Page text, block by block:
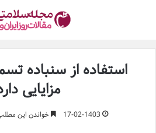
استفاده از سنباده
مزایایی
17-02-1403 خواندن این مطلب 5 دقیقه زمان